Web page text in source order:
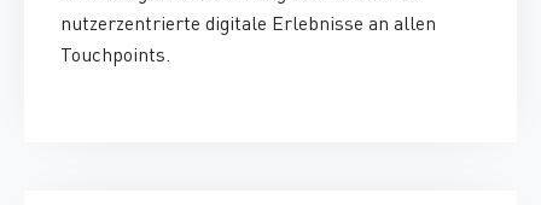
nutzerzentrierte digitale Erlebnisse an allen
Touchpoints.